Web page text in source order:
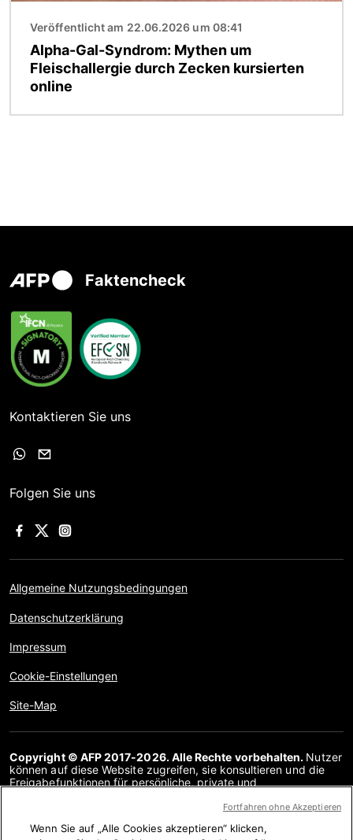
Veröffentlicht am 22.06.2026 um 08:41
Alpha-Gal-Syndrom: Mythen um
Fleischallergie durch Zecken kursierten
online
Faktencheck
Kontaktieren Sie uns
Folgen Sie uns
Allgemeine Nutzungsbedingungen
Datenschutzerklärung
Impressum
Cookie-Einstellungen
Site-Map
Copyright © AFP 2017-2026. Alle Rechte vorbehalten. Nutzer
können auf diese Website zugreifen, sie konsultieren und die
Freigabefunktionen für persönliche, private und
insbesondere jegliche Vervielfältigung, Kommunikation mit der
oder teilweise, für einen anderen Zweck und/oder auf andere
Wenn Sie auf „Alle Cookies akzeptieren“ klicken,
Fortfahren ohne Akzeptieren